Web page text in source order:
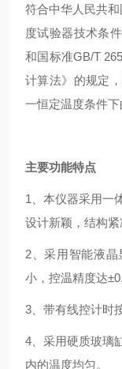
符合中华人民共
度试验器技术条
和国标准GB/T
计算法》的规定，
一恒定温度条件下
主要功能特点
1、本仪器采用一
设计新颖，结构紧
2、采用智能液
小，控温精度达
3、带有线控计时
4、采用硬质玻璃
内的温度均匀。